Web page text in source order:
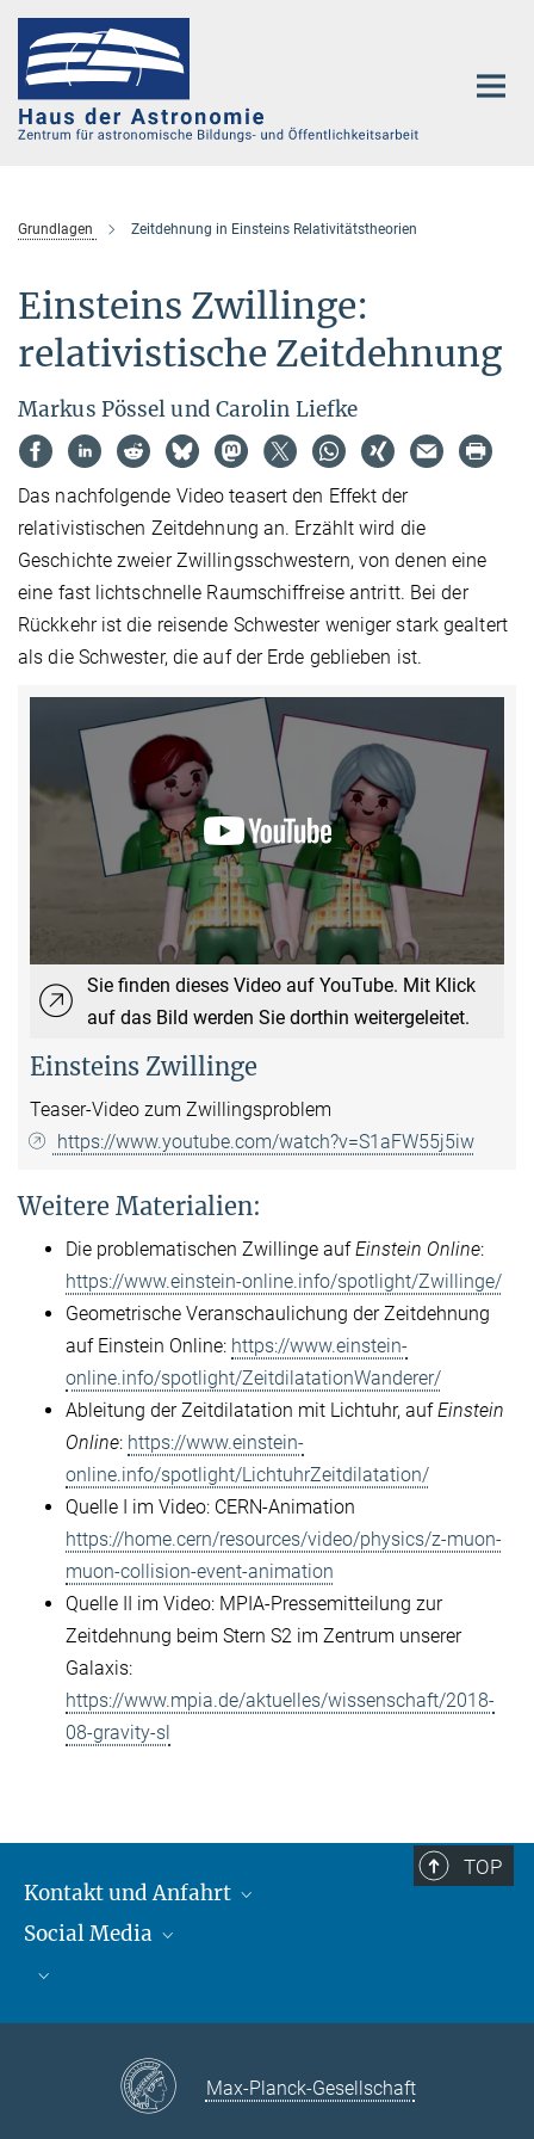
Hauptinhalt
Grundlagen Zeitdehnung in Einsteins Relativitätstheorien
Einsteins Zwillinge:
relativistische Zeitdehnung
Markus Pössel und Carolin Liefke
Das nachfolgende Video teasert den Effekt der
relativistischen Zeitdehnung an. Erzählt wird die
Geschichte zweier Zwillingsschwestern, von denen eine
eine fast lichtschnelle Raumschiffreise antritt. Bei der
Rückkehr ist die reisende Schwester weniger stark gealtert
als die Schwester, die auf der Erde geblieben ist.
Sie finden dieses Video auf YouTube. Mit Klick
auf das Bild werden Sie dorthin weitergeleitet.
Einsteins Zwillinge
Teaser-Video zum Zwillingsproblem
https://www.youtube.com/watch?v=S1aFW55j5iw
Weitere Materialien:
Die problematischen Zwillinge aufEinstein Online:
https://www.einstein-online.info/spotlight/Zwillinge/
Geometrische Veranschaulichung der Zeitdehnung
auf Einstein Online: https://www.einstein-
online.info/spotlight/ZeitdilatationWanderer/
Ableitung der Zeitdilatation mit Lichtuhr, aufEinstein
Online: https://www.einstein-
online.info/spotlight/LichtuhrZeitdilatation/
Quelle I im Video: CERN-Animation
https://home.cern/resources/video/physics/z-muon-
muon-collision-event-animation
Quelle II im Video: MPIA-Pressemitteilung zur
Zeitdehnung beim Stern S2 im Zentrum unserer
Galaxis:
https://www.mpia.de/aktuelles/wissenschaft/2018-
08-gravity-sl
TOP
Kontakt und Anfahrt
Kontakt und Anfahrt
Social Media
Bluesky
Max-Planck-Gesellschaft